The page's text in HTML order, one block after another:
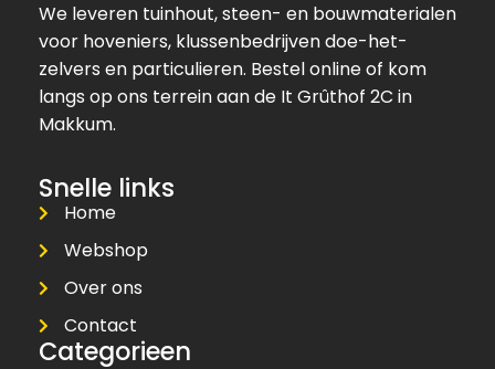
We leveren tuinhout, steen- en bouwmaterialen
voor hoveniers, klussenbedrijven doe-het-
zelvers en particulieren. Bestel online of kom
langs op ons terrein aan de It Grûthof 2C in
Makkum.
Snelle links
Home
Webshop
Over ons
Contact
Categorieen